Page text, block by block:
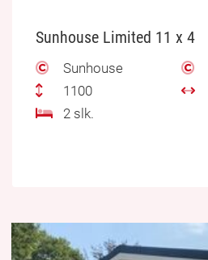
Sunhouse Limited 11 x 4
Sunhouse
1100
2 slk.